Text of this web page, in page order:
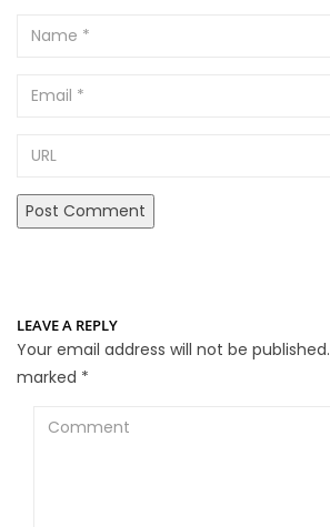
Name
Email
LEAVE A REPLY
Your email address will not be published.
marked *
Comment